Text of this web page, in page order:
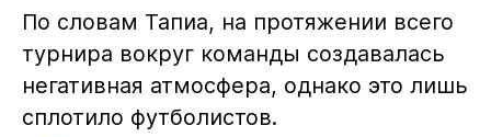
По словам Тапиа, на протяжении всего
турнира вокруг команды создавалась
негативная атмосфера, однако это лишь
сплотило футболистов.